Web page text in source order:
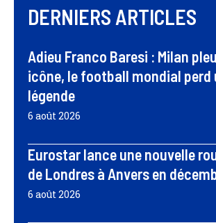
DERNIERS ARTICLES
Adieu Franco Baresi : Milan
icône, le football mondial perd
légende
6 août 2026
Eurostar lance une nouvelle
de Londres à Anvers en
6 août 2026